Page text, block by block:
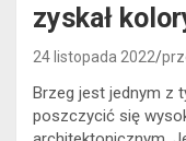
zyskał
24 listopada 2022
Brzeg jest jednym z
poszczycić się